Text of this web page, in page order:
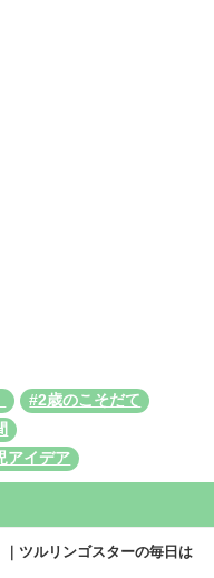
#2歳のこそだて
アイデア
ツルリンゴスターの毎日は